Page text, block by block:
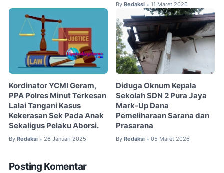
By Redaksi • 11 Maret 2026
Kordinator YCMI Geram,
PPA Polres Minut Terkesan
Lalai Tangani Kasus
Kekerasan Sek Pada Anak
Sekaligus Pelaku Aborsi.
By Redaksi • 26 Januari 2025
Diduga Oknum Kepala
Sekolah SDN 2 Pura Jaya
Mark-Up Dana
Pemeliharaan Sarana dan
Prasarana
By Redaksi • 05 Maret 2026
Posting Komentar